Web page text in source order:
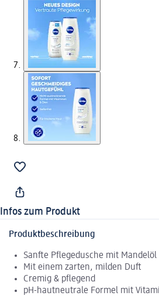
Infos zum Produkt
Produktbeschreibung
Sanfte Pflegedusche mit Mandelöl
Mit einem zarten, milden Duft
Cremig & pflegend
pH-hautneutrale Formel mit